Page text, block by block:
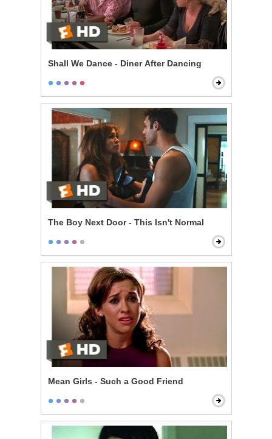
Shall We Dance - Diner After Dancing
The Boy Next Door - This Isn't Normal
Mean Girls - Such a Good Friend